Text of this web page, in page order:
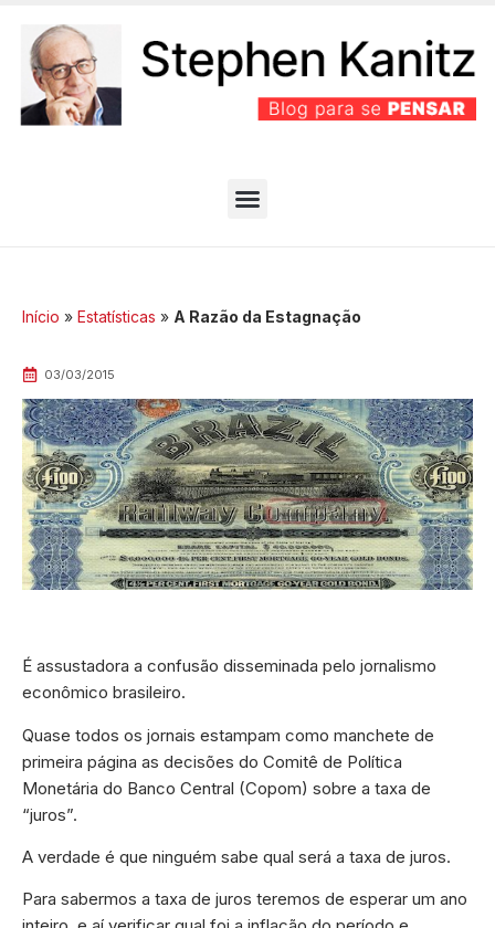
Início » Estatísticas » A Razão da Estagnação
03/03/2015
É assustadora a confusão disseminada pelo jornalismo
econômico brasileiro.
Quase todos os jornais estampam como manchete de
primeira página as decisões do Comitê de Política
Monetária do Banco Central (Copom) sobre a taxa de
“juros”.
A verdade é que ninguém sabe qual será a taxa de juros.
Para sabermos a taxa de juros teremos de esperar um ano